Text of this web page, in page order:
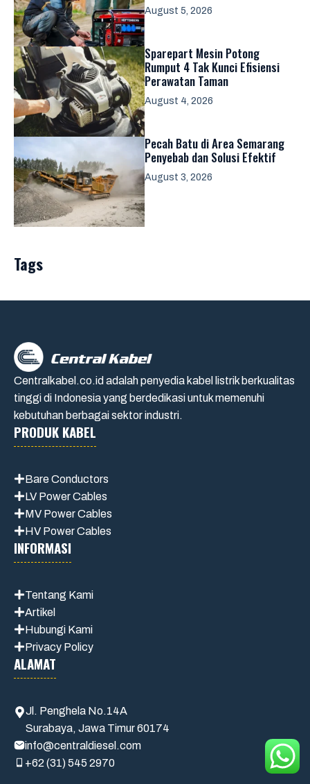
August 5, 2026
Sparepart Mesin Potong
Rumput 4 Tak Kunci Efisiensi
Perawatan Taman
August 4, 2026
Pecah Batu di Area Semarang
Penyebab dan Solusi Efektif
August 3, 2026
Tags
Centralkabel.co.id adalah penyedia kabel listrik berkualitas
tinggi di Indonesia yang berdedikasi untuk memenuhi
kebutuhan berbagai sektor industri.
PRODUK KABEL
Bare Conductors
LV Power Cables
MV Power Cables
HV Power Cables
INFORMASI
Tentang Kami
Artikel
Hubungi Kami
Privacy Policy
ALAMAT
Jl. Penghela No.14A
Surabaya, Jawa Timur 60174
info@centraldiesel.com
+62 (31) 545 2970